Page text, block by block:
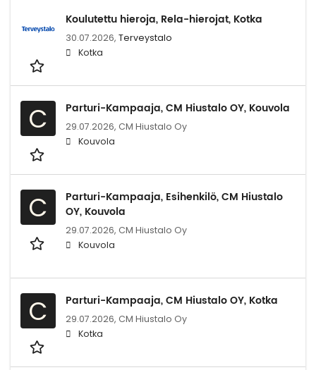
Koulutettu hieroja, Rela-hierojat, Kotka
30.07.2026, Terveystalo
Kotka
C Parturi-Kampaaja, CM Hiustalo OY, Kouvola
29.07.2026, CM Hiustalo Oy
Kouvola
C
Parturi-Kampaaja, Esihenkilö, CM Hiustalo
OY, Kouvola
29.07.2026, CM Hiustalo Oy
Kouvola
C Parturi-Kampaaja, CM Hiustalo OY, Kotka
29.07.2026, CM Hiustalo Oy
Kotka